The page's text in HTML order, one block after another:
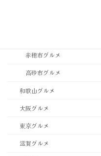
赤穂市グルメ
高砂市グルメ
和歌山グルメ
大阪グルメ
東京グルメ
滋賀グルメ